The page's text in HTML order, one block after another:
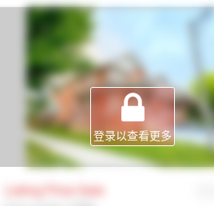
登录以查看更多
Listing Price Sale